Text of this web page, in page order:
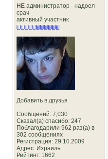
НЕ администратор - надоел
срач
активный участник
Добавить в друзья
Сообщений: 7,030
Сказал(а) спасибо: 247
Поблагодарили 962 раз(а) в
302 сообщениях
Регистрация: 29.10.2009
Адрес: Израиль
Рейтинг: 1662